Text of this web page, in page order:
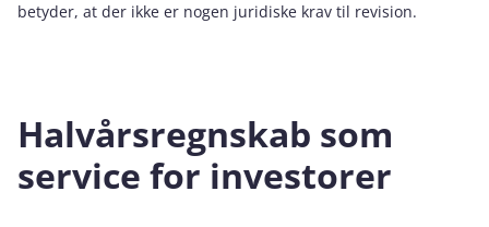
betyder, at der ikke er nogen juridiske krav til revision.
Halvårsregnskab som
service for investorer